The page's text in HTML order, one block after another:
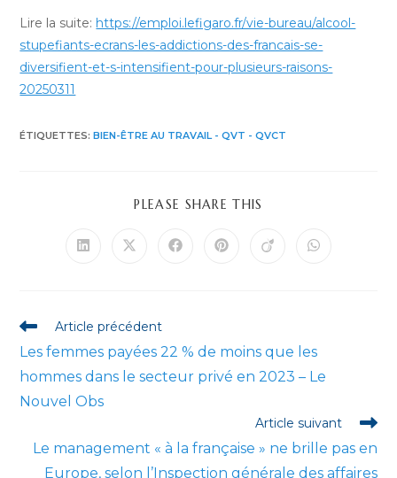
Lire la suite: https://emploi.lefigaro.fr/vie-bureau/alcool-
stupefiants-ecrans-les-addictions-des-francais-se-
diversifient-et-s-intensifient-pour-plusieurs-raisons-
20250311
ÉTIQUETTES:BIEN-ÊTRE AU TRAVAIL - QVT - QVCT
PLEASE SHARE THIS
Ouvrir
Ouvrir Ouvrir Ouvrir Ouvrir Ouvrir
Read
more
articles
Article précédent
Les femmes payées 22 % de moins que les
hommes dans le secteur privé en 2023 – Le
Nouvel Obs
Article suivant
Le management « à la française » ne brille pas en
Europe, selon l’Inspection générale des affaires